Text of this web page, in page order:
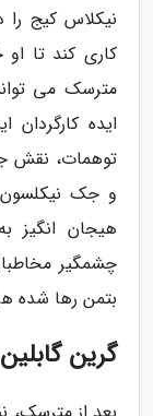
نیکلاس کیج
کاری کند تا
مترسک می
ایده
توهمات، نقش
و جک نیکلسون
هیجان انگیز
چشمگیر
بتمن رها شده
گرین